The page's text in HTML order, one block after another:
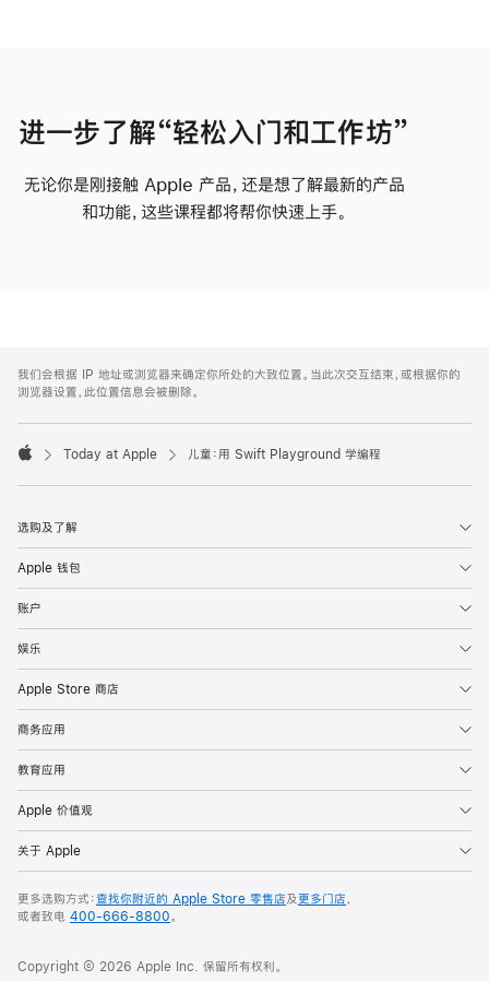
进一步了解“轻松入门和工作坊”
无论你是刚接触 Apple 产品，还是想了解最新的产品
和功能，这些课程都将帮你快速上手。
Footer
我们会根据 IP 地址或浏览器来确定你所处的大致位置。当此次交互结束，或根据你的
浏览器设置，此位置信息会被删除。
Today at Apple 儿童：用 Swift Playground 学编程
选购及了解
Apple 钱包
账户
娱乐
Apple Store 商店
商务应用
教育应用
Apple 价值观
关于 Apple
更多选购方式：查找你附近的 Apple Store 零售店及更多门店，
或者致电 400-666-8800。
Copyright © 2026 Apple Inc. 保留所有权利。